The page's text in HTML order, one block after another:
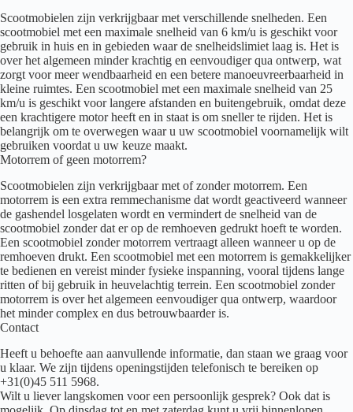
Scootmobielen zijn verkrijgbaar met verschillende snelheden. Een
scootmobiel met een maximale snelheid van 6 km/u is geschikt voor
gebruik in huis en in gebieden waar de snelheidslimiet laag is. Het is
over het algemeen minder krachtig en eenvoudiger qua ontwerp, wat
zorgt voor meer wendbaarheid en een betere manoeuvreerbaarheid in
kleine ruimtes. Een scootmobiel met een maximale snelheid van 25
km/u is geschikt voor langere afstanden en buitengebruik, omdat deze
een krachtigere motor heeft en in staat is om sneller te rijden. Het is
belangrijk om te overwegen waar u uw scootmobiel voornamelijk wilt
gebruiken voordat u uw keuze maakt.
Motorrem of geen motorrem?
Scootmobielen zijn verkrijgbaar met of zonder motorrem. Een
motorrem is een extra remmechanisme dat wordt geactiveerd wanneer
de gashendel losgelaten wordt en vermindert de snelheid van de
scootmobiel zonder dat er op de remhoeven gedrukt hoeft te worden.
Een scootmobiel zonder motorrem vertraagt alleen wanneer u op de
remhoeven drukt. Een scootmobiel met een motorrem is gemakkelijker
te bedienen en vereist minder fysieke inspanning, vooral tijdens lange
ritten of bij gebruik in heuvelachtig terrein. Een scootmobiel zonder
motorrem is over het algemeen eenvoudiger qua ontwerp, waardoor
het minder complex en dus betrouwbaarder is.
Contact
Heeft u behoefte aan aanvullende informatie, dan staan we graag voor
u klaar. We zijn tijdens openingstijden telefonisch te bereiken op
+31(0)45 511 5968.
Wilt u liever langskomen voor een persoonlijk gesprek? Ook dat is